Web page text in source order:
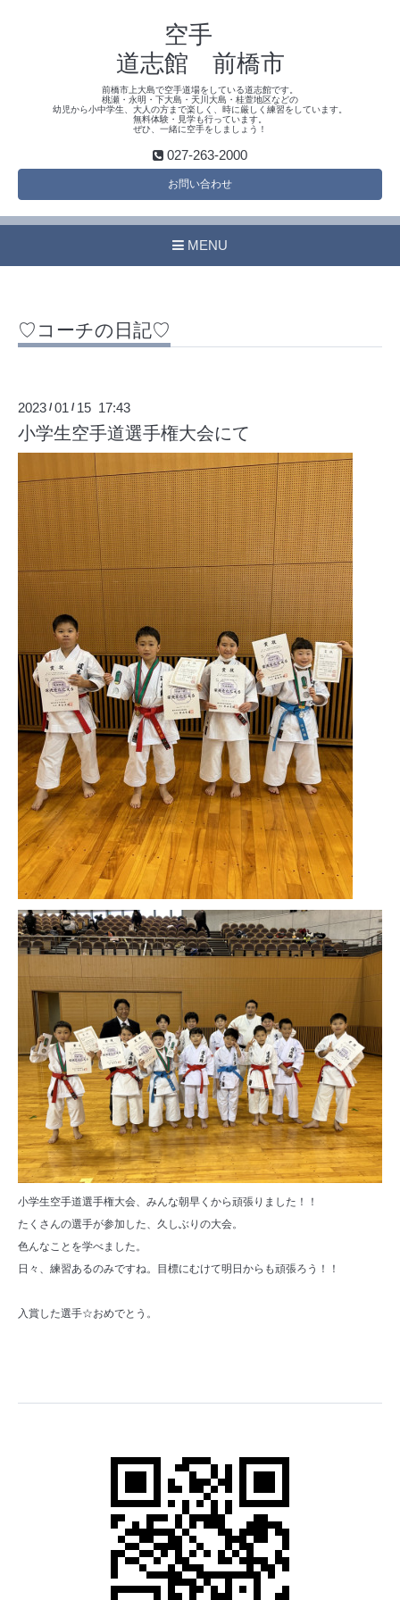
空手
道志館 前橋市
前橋市上大島で空手道場をしている道志館です。
桃瀬・永明・下大島・天川大島・桂萱地区などの
幼児から小中学生、大人の方まで楽しく、時に厳しく練習をしています。
無料体験・見学も行っています。
ぜひ、一緒に空手をしましょう！
027-263-2000
お問い合わせ
MENU
♡コーチの日記♡
2023 /01 / 15 17:43
小学生空手道選手権大会にて
小学生空手道選手権大会、みんな朝早くから頑張りました！！
たくさんの選手が参加した、久しぶりの大会。
色んなことを学べました。
日々、練習あるのみですね。目標にむけて明日からも頑張ろう！！
入賞した選手☆おめでとう。